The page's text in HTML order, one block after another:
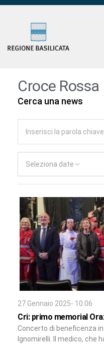
Croce Rossa
Cerca una news
Seleziona date
27 Gennaio 2025- 10:06
Cri: primo memorial
Concerto di beneficenza
Ignomirelli. Il medico, che